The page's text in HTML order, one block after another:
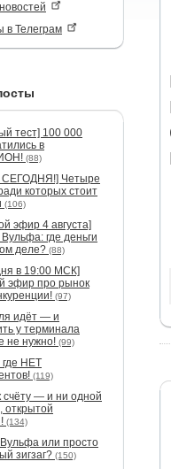
в Телеграм
тест] 100 000
в
(88)
Четыре
которых стоит
(106)
эфир 4 августа]
где деньги
деле? (88)
в 19:00 МСК]
эфир про рынок
(97)
идёт — и
у терминала
не нужно! (99)
где НЕТ
(119)
счёту — и ни одной
открытой
(134)
или просто
зигзаг? (150)